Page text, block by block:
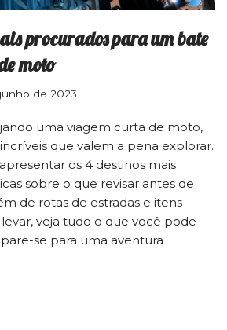
procurados para um bate
moto
de 2023
uma viagem curta de moto,
que valem a pena explorar.
os 4 destinos mais
sobre o que revisar antes de
de rotas de estradas e itens
levar, veja tudo o que você pode
se para uma aventura